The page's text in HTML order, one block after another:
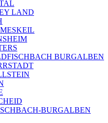
LAND
BURGALBEN
BURGALBEN